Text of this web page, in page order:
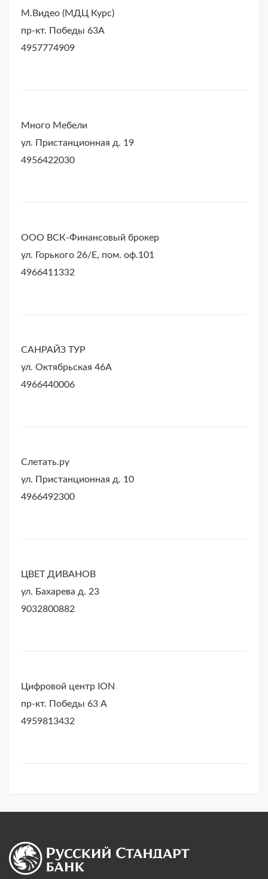
М.Видео (МДЦ Курс)
пр-кт. Победы 63А
4957774909
Много Мебели
ул. Пристанционная д. 19
4956422030
ООО ВСК-Финансовый брокер
ул. Горького 26/Е, пом. оф.101
4966411332
САНРАЙЗ ТУР
ул. Октябрьская 46А
4966440006
Слетать.ру
ул. Пристанционная д. 10
4966492300
ЦВЕТ ДИВАНОВ
ул. Бахарева д. 23
9032800882
Цифровой центр ION
пр-кт. Победы 63 А
4959813432